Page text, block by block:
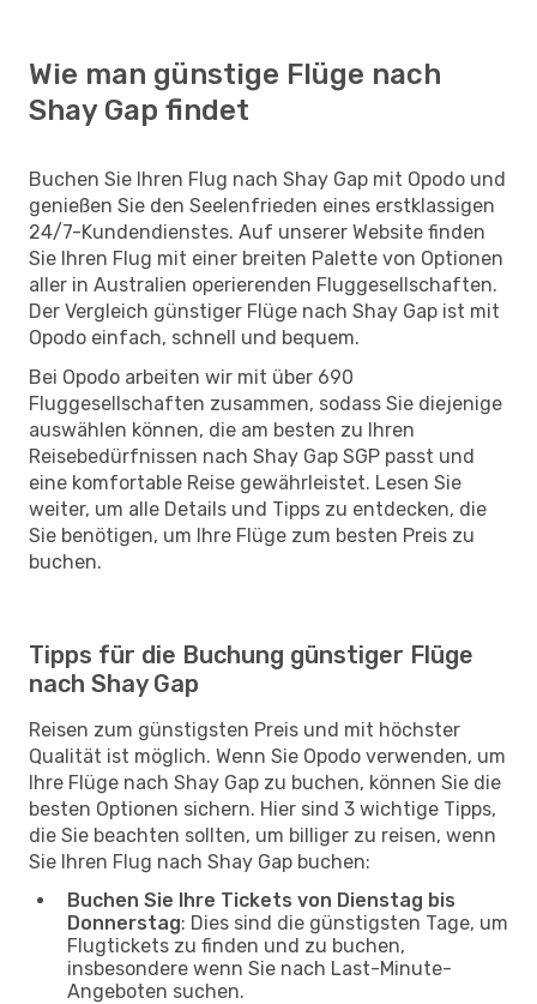
Wie man günstige Flüge nach
Shay Gap findet
Buchen Sie Ihren Flug nach Shay Gap mit Opodo und
genießen Sie den Seelenfrieden eines erstklassigen
24/7-Kundendienstes. Auf unserer Website finden
Sie Ihren Flug mit einer breiten Palette von Optionen
aller in Australien operierenden Fluggesellschaften.
Der Vergleich günstiger Flüge nach Shay Gap ist mit
Opodo einfach, schnell und bequem.
Bei Opodo arbeiten wir mit über 690
Fluggesellschaften zusammen, sodass Sie diejenige
auswählen können, die am besten zu Ihren
Reisebedürfnissen nach Shay Gap SGP passt und
eine komfortable Reise gewährleistet. Lesen Sie
weiter, um alle Details und Tipps zu entdecken, die
Sie benötigen, um Ihre Flüge zum besten Preis zu
buchen.
Tipps für die Buchung günstiger Flüge
nach Shay Gap
Reisen zum günstigsten Preis und mit höchster
Qualität ist möglich. Wenn Sie Opodo verwenden, um
Ihre Flüge nach Shay Gap zu buchen, können Sie die
besten Optionen sichern. Hier sind 3 wichtige Tipps,
die Sie beachten sollten, um billiger zu reisen, wenn
Sie Ihren Flug nach Shay Gap buchen:
Buchen Sie Ihre Tickets von Dienstag bis
Donnerstag: Dies sind die günstigsten Tage, um
Flugtickets zu finden und zu buchen,
insbesondere wenn Sie nach Last-Minute-
Angeboten suchen.